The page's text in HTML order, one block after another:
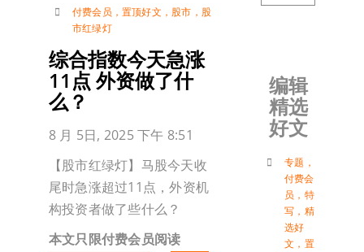
付费会员 ， 置顶好文 ， 股市 ， 股
市红绿灯
综合指数今天急涨
11点 外资做了什
么？
8 月 5日, 2025 下午 8:51
【股市红绿灯】马股今天收
尾时急涨超过11点，外资机
构投资者做了些什么？
本文只限付费会员阅读
编辑
精选
好文
专题 ，
付费会
员 ， 特
写 ， 精
选好
文 ， 置